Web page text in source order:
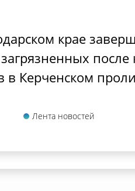
крае
в Керченском
Лента новостей